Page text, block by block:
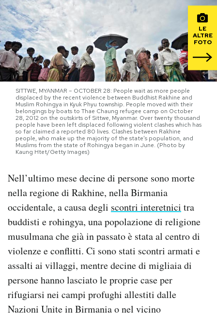
Sport
Mondiali calcio 2026
PODCAST
NEWSLETTER
I MIEI PREFERITI
SHOP
CALENDARIO
AREA PERSONALE
Area Personale
Newsletter
Notifiche mobile
Regala il Post
Hai bisogno di aiuto?
Esci
LE
ALTRE
FOTO
SITTWE, MYANMAR – OCTOBER 28: People wait as more people
displaced by the recent violence between Buddhist Rakhine and
Muslim Rohingya in Kyuk Phyu township. People moved with their
belongings by boats to Thae Chaung refugee camp on October
28, 2012 on the outskirts of Sittwe, Myanmar. Over twenty thousand
people have been left displaced following violent clashes which has
so far claimed a reported 80 lives. Clashes between Rakhine
people, who make up the majority of the state’s population, and
Muslims from the state of Rohingya began in June. (Photo by
Kaung Htet/Getty Images)
Nell’ultimo mese decine di persone sono morte
nella regione di Rakhine, nella Birmania
occidentale, a causa degli scontri interetnici tra
buddisti e rohingya, una popolazione di religione
musulmana che già in passato è stata al centro di
violenze e conflitti. Ci sono stati scontri armati e
assalti ai villaggi, mentre decine di migliaia di
persone hanno lasciato le proprie case per
rifugiarsi nei campi profughi allestiti dalle
Nazioni Unite in Birmania o nel vicino